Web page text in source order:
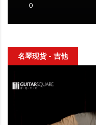
0
名琴现货 - 吉他